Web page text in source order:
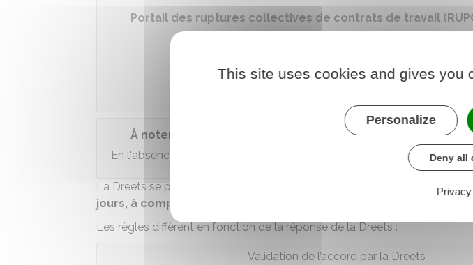
Portail des ruptures collectives de contrats de travail
À noter
En l'absence de
, l'employeur joint un procès verbal de carence.
La Dreets se prononce sur la demande de validation de l' accord collectif
jours, à compter de la réception de l'accord
Les règles diffèrent en fonction de la réponse de la Dreets :
Validation de l’accord par la Dreets
This site uses cookies and gives you
Personalize
Deny all